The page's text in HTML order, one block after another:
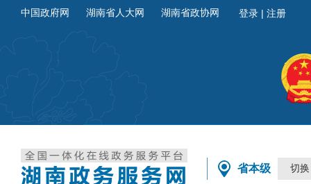
中国政府网 湖南省人大网 湖南省政协网
省本级 切换